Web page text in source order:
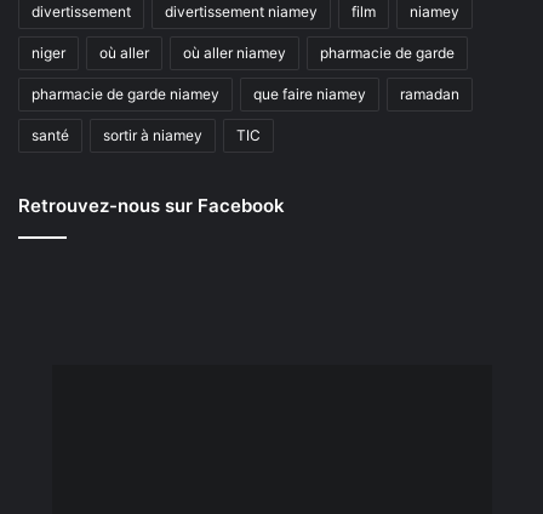
divertissement divertissement niamey film niamey
niger où aller où aller niamey pharmacie de garde
pharmacie de garde niamey que faire niamey ramadan
santé sortir à niamey TIC
Retrouvez-nous sur Facebook